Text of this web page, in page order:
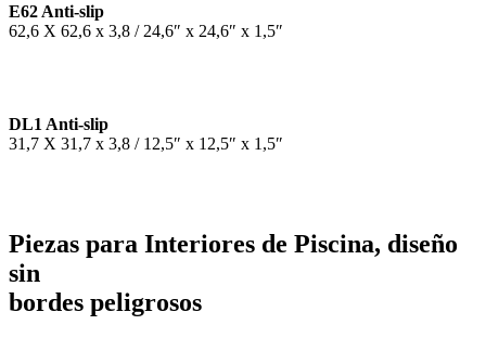
E62 Anti-slip
62,6 X 62,6 x 3,8 / 24,6″ x 24,6″ x 1,5″
DL1 Anti-slip
31,7 X 31,7 x 3,8 / 12,5″ x 12,5″ x 1,5″
Piezas para Interiores de Piscina, diseño
sin
bordes peligrosos